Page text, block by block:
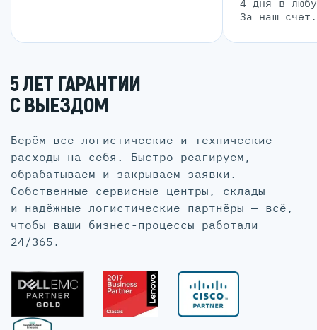
4 дня в
За наш счет.
5 ЛЕТ ГАРАНТИИ
С ВЫЕЗДОМ
Берём все логистические и технические
расходы на себя. Быстро реагируем,
обрабатываем и закрываем заявки.
Собственные сервисные центры, склады
и надёжные логистические партнёры — всё,
чтобы ваши бизнес-процессы работали
24/365.